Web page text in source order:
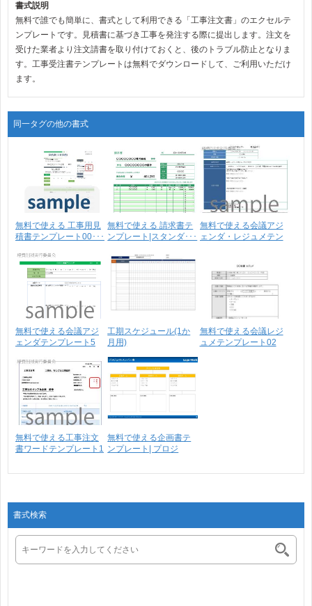
書式説明
無料で誰でも簡単に、書式として利用できる「工事注文書」のエクセルテ
ンプレートです。見積書に基づき工事を発注する際に提出します。注文を
受けた業者より注文請書を取り付けておくと、後のトラブル防止となりま
す。工事受注書テンプレートは無料でダウンロードして、ご利用いただけ
ます。
同一タグの他の書式
無料で使える 工事用見
積書テンプレート00･･･
無料で使える 請求書テ
ンプレート|スタンダ･･･
無料で使える会議アジ
ェンダ・レジュメテン
無料で使える会議アジ
ェンダテンプレート5
工期スケジュール(1か
月用)
無料で使える会議レジ
ュメテンプレート02
無料で使える工事注文
書ワードテンプレート1
無料で使える企画書テ
ンプレート| プロジ
書式検索